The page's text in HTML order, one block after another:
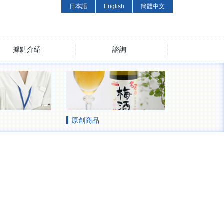
日本語 English 簡體中文
據點介紹 諮詢
原創商品